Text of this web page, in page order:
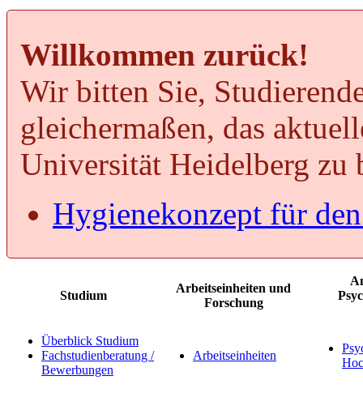
Willkommen zurück!
Wir bitten Sie,
gleichermaßen, das
Universität Heidelberg zu
Hygienekonzept für
Studium
Arbeitseinheiten und
Forschung
Überblick Studium
Fachstudienberatung /
Bewerbungen
Arbeitseinheiten